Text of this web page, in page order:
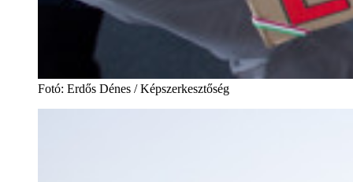
Fotó: Erdős Dénes / Képszerkesztőség